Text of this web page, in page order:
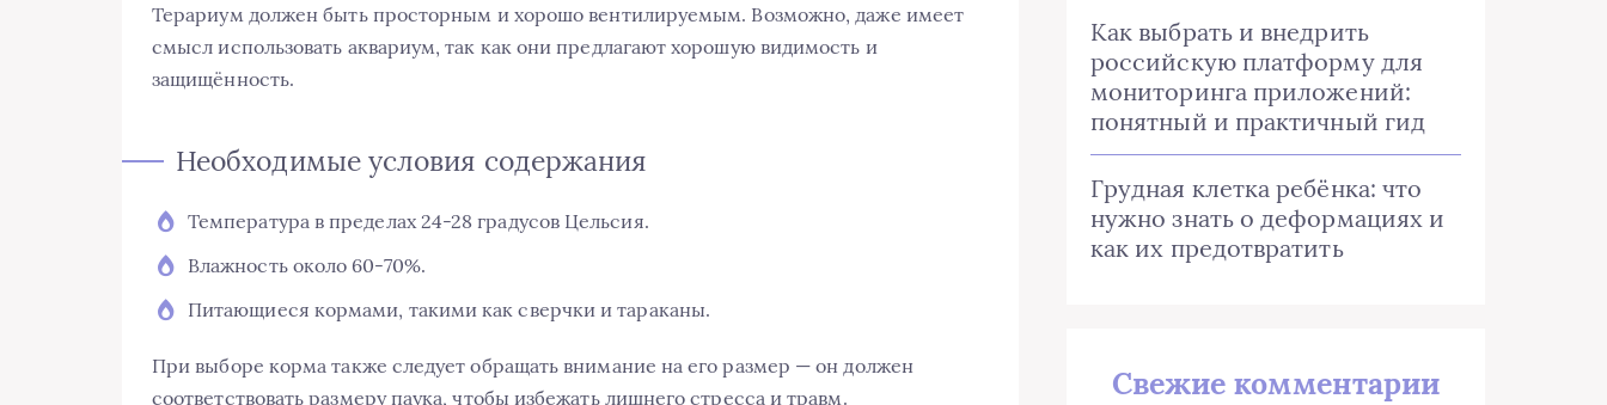
Терариум должен быть просторным и хорошо вентилируемым. Возможно, даже имеет
смысл использовать аквариум, так как они предлагают хорошую видимость и
защищённость.
Необходимые условия содержания
Температура в пределах 24-28 градусов Цельсия.
Влажность около 60-70%.
Питающиеся кормами, такими как сверчки и тараканы.
При выборе корма также следует обращать внимание на его размер — он должен
соответствовать размеру паука, чтобы избежать лишнего стресса и травм.
Как выбрать и внедрить
российскую платформу для
мониторинга приложений:
понятный и практичный гид
Грудная клетка ребёнка: что
нужно знать о деформациях и
как их предотвратить
Свежие комментарии